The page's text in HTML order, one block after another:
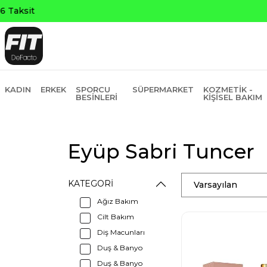
KADIN ERKEK
SPORCU
BESINLERI
SÜPERMARKET
KOZMETIK -
KIŞISEL BAKIM
Eyüp Sabri Tuncer
KATEGORI
Ağız Bakım
Cilt Bakım
Diş Macunları
Duş & Banyo
Duş & Banyo
Varsayılan